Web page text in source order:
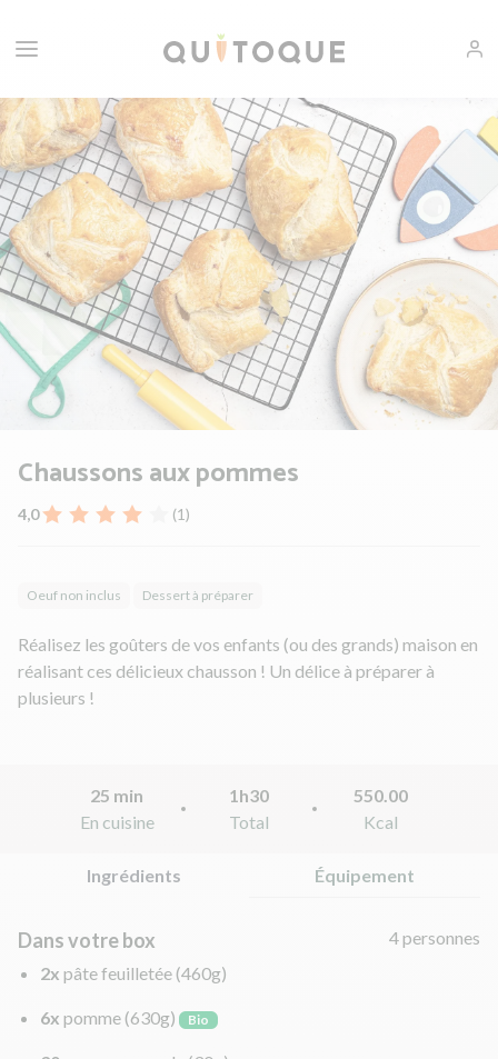
Chaussons aux pommes
4,0 (1)
Oeuf non inclus Dessert à préparer
Réalisez les goûters de vos enfants (ou des grands) maison en
réalisant ces délicieux chausson ! Un délice à préparer à
plusieurs !
25 min
En cuisine
1h30
Total
550.00
Kcal
Ingrédients Équipement
Dans votre box
4 personnes
2x pâte feuilletée (460g)
6x pomme (630g) Bio